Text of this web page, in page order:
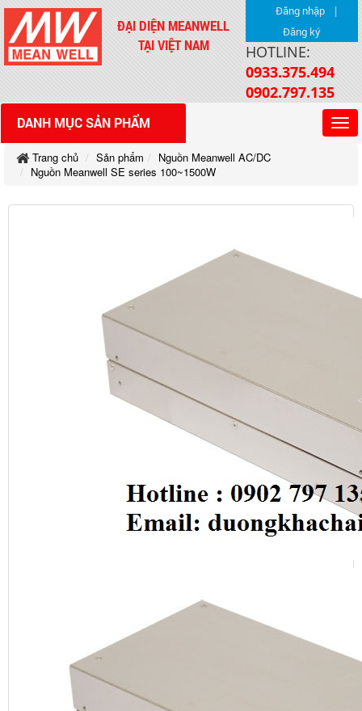
ĐẠI DIỆN MEANWELL
TẠI VIỆT NAM
Đăng nhập |
Đăng ký
HOTLINE:
0933.375.494
0902.797.135
DANH MỤC SẢN PHẨM
Trang chủ Sản phẩm
Nguồn Meanwell AC/DC
Nguồn Meanwell SE series 100~1500W